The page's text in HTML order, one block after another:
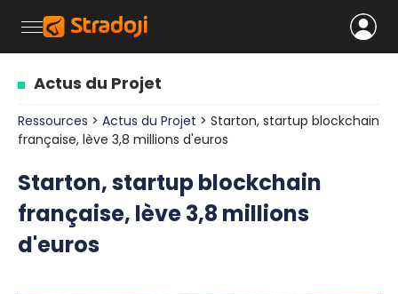
Actus du Projet
Ressources > Actus du Projet > Starton, startup blockchain
française, lève 3,8 millions d'euros
Starton, startup blockchain
française, lève 3,8 millions
d'euros